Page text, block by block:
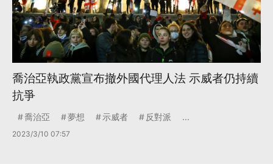
喬治亞執政黨宣布撤外國代理人法 示威者仍持續
抗爭
喬治亞 夢想 示威者 反對派 ...
2023/3/10 07:57